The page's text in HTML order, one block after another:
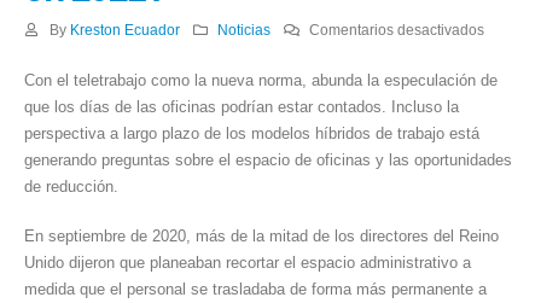
By Kreston Ecuador Noticias Comentarios desactivadosen
las
espacio
oficinas
2021?
Con el teletrabajo como la nueva norma, abunda la especulación de
que los días de las oficinas podrían estar contados. Incluso la
perspectiva a largo plazo de los modelos híbridos de trabajo está
generando preguntas sobre el espacio de oficinas y las oportunidades
de reducción.
En septiembre de 2020, más de la mitad de los directores del Reino
Unido dijeron que planeaban recortar el espacio administrativo a
medida que el personal se trasladaba de forma más permanente a